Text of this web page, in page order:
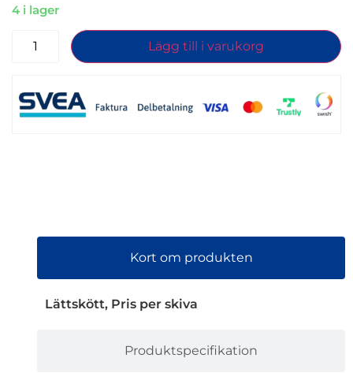
4 i lager
Lägg till i varukorg
Kort om produkten
Produktspecifikation
Lättskött, Pris per skiva